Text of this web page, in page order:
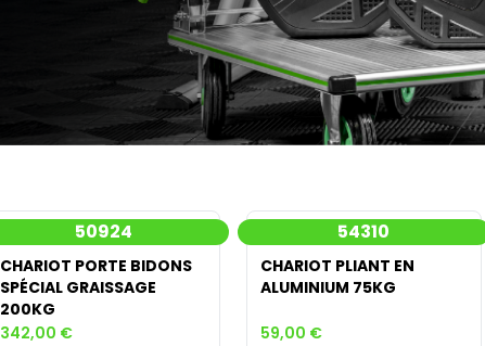
50924
CHARIOT PORTE BIDONS
SPÉCIAL GRAISSAGE
200KG
342,00 €
54310
CHARIOT PLIANT EN
ALUMINIUM 75KG
59,00 €